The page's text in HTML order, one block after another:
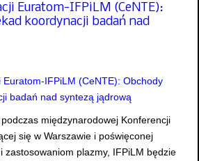
Euratom-IFPiLM (CeNTE):
koordynacji badań nad
międzynarodowej Konferencji
się w Warszawie i poświęconej
zastosowaniom plazmy, IFPiLM będzie